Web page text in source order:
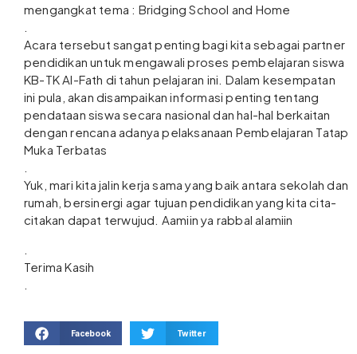
mengangkat tema : Bridging School and Home
Acara tersebut sangat penting bagi kita sebagai partner
pendidikan untuk mengawali proses pembelajaran siswa
KB-TK Al-Fath di tahun pelajaran ini. Dalam kesempatan
ini pula, akan disampaikan informasi penting tentang
pendataan siswa secara nasional dan hal-hal berkaitan
dengan rencana adanya pelaksanaan Pembelajaran Tatap
Muka Terbatas
Yuk, mari kita jalin kerja sama yang baik antara sekolah dan
rumah, bersinergi agar tujuan pendidikan yang kita cita-
citakan dapat terwujud. Aamiin ya rabbal alamiin
Terima Kasih
Facebook Twitter